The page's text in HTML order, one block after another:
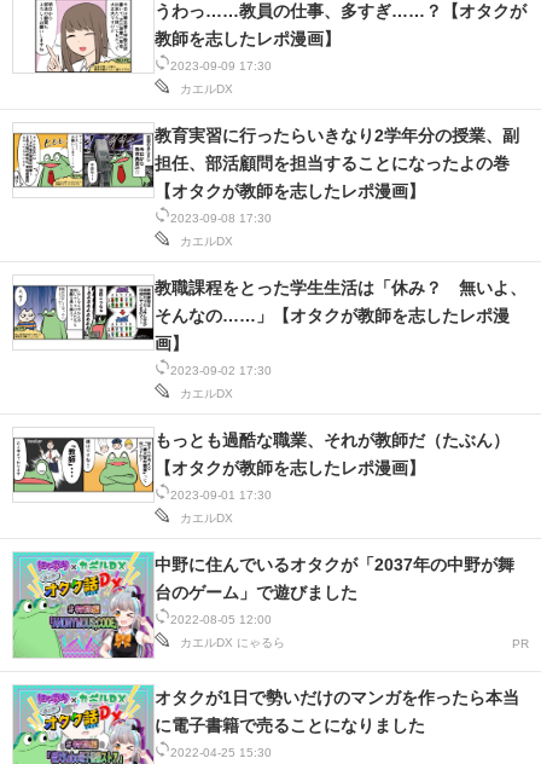
電子設計の基本と応用
エネルギーの専門メディア
建設×テクノロジーの最前線
ちょっと気になるネットの話題
2023-09-09 17:30
カエルDX
うわっ……教員の仕事、多すぎ……？【オタクが
教師を志したレポ漫画】
2023-09-08 17:30
カエルDX
教育実習に行ったらいきなり2学年分の授業、副
担任、部活顧問を担当することになったよの巻
【オタクが教師を志したレポ漫画】
2023-09-02 17:30
カエルDX
教職課程をとった学生生活は「休み？ 無いよ、
そんなの……」【オタクが教師を志したレポ漫
画】
2023-09-01 17:30
カエルDX
もっとも過酷な職業、それが教師だ（たぶん）
【オタクが教師を志したレポ漫画】
2022-08-05 12:00
カエルDX にゃるら PR
中野に住んでいるオタクが「2037年の中野が舞
台のゲーム」で遊びました
2022-04-25 15:30
オタクが1日で勢いだけのマンガを作ったら本当
に電子書籍で売ることになりました